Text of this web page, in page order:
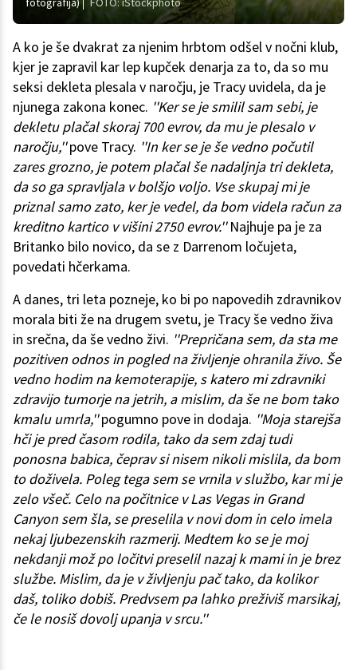
A ko je še dvakrat za njenim hrbtom odšel v nočni klub,
kjer je zapravil kar lep kupček denarja za to, da so mu
seksi dekleta plesala v naročju, je Tracy uvidela, da je
njunega zakona konec. ''Ker se je smilil sam sebi, je
dekletu plačal skoraj 700 evrov, da mu je plesalo v
naročju,''pove Tracy. ''In ker se je še vedno počutil
zares grozno, je potem plačal še nadaljnja tri dekleta,
da so ga spravljala v bolšjo voljo. Vse skupaj mi je
priznal samo zato, ker je vedel, da bom videla račun za
kreditno kartico v višini 2750 evrov.''Najhuje pa je za
Britanko bilo novico, da se z Darrenom ločujeta,
povedati hčerkama.
A danes, tri leta pozneje, ko bi po napovedih zdravnikov
morala biti že na drugem svetu, je Tracy še vedno živa
in srečna, da še vedno živi. ''Prepričana sem, da sta me
pozitiven odnos in pogled na življenje ohranila živo. Še
vedno hodim na kemoterapije, s katero mi zdravniki
zdravijo tumorje na jetrih, a mislim, da še ne bom tako
kmalu umrla,''pogumno pove in dodaja. ''Moja starejša
hči je pred časom rodila, tako da sem zdaj tudi
ponosna babica, čeprav si nisem nikoli mislila, da bom
to doživela. Poleg tega sem se vrnila v službo, kar mi je
zelo všeč. Celo na počitnice v Las Vegas in Grand
Canyon sem šla, se preselila v novi dom in celo imela
nekaj ljubezenskih razmerij. Medtem ko se je moj
nekdanji mož po ločitvi preselil nazaj k mami in je brez
službe. Mislim, da je v življenju pač tako, da kolikor
daš, toliko dobiš. Predvsem pa lahko preživiš marsikaj,
če le nosiš dovolj upanja v srcu.''